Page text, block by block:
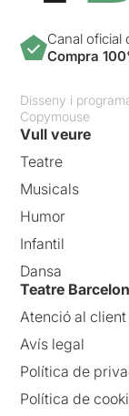
Canal oficial
Compra
Disseny i
Copymouse
Vull veure
Teatre
Musicals
Humor
Infantil
Dansa
Teatre
Atenció al client
Avís legal
Política de
Política de